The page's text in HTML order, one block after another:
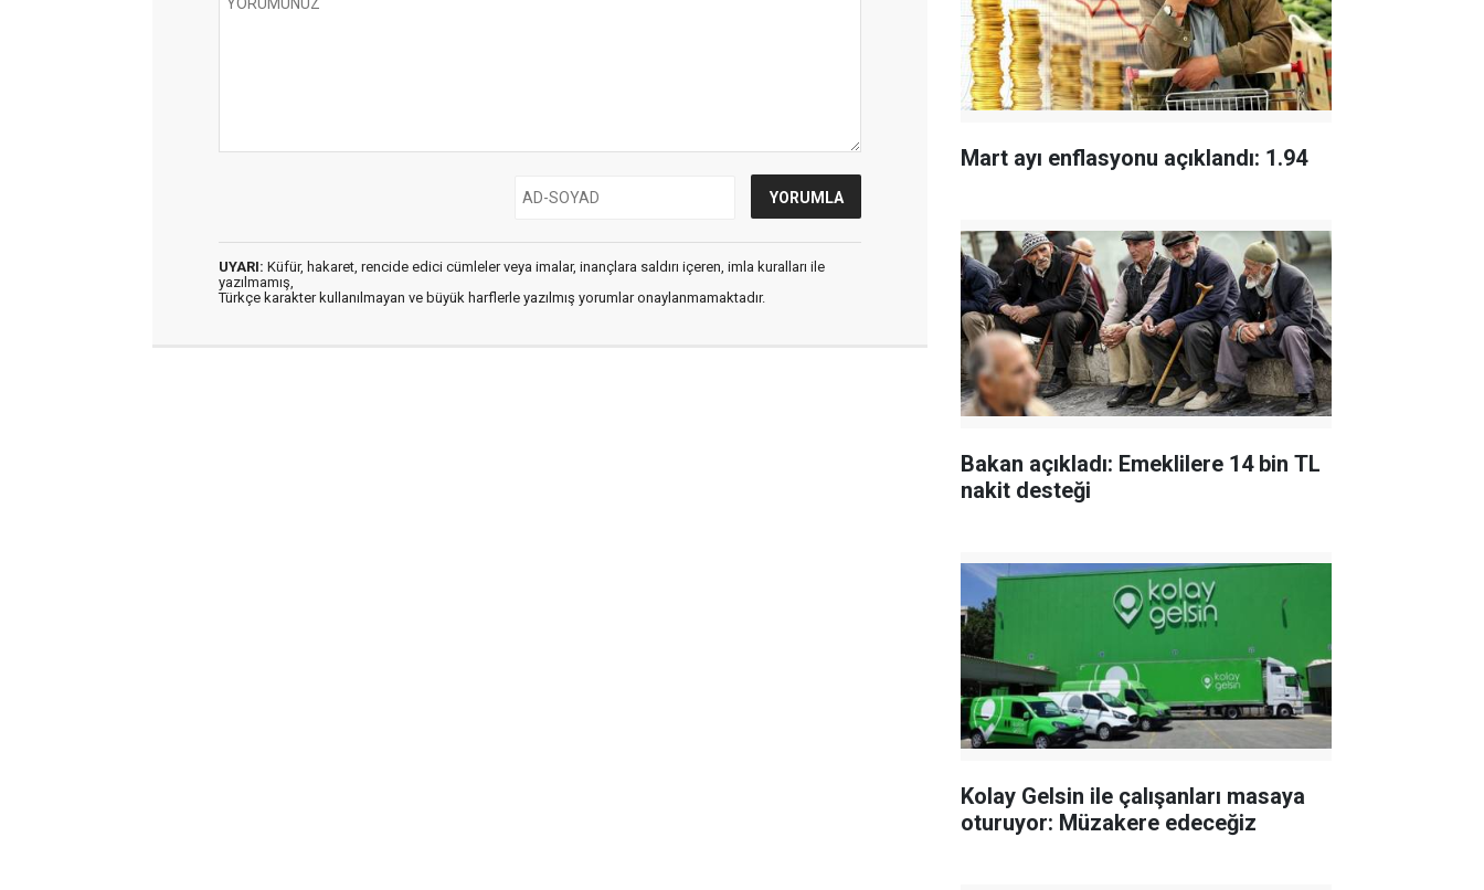
UYARI: Küfür, hakaret, rencide edici cümleler veya imalar, inançlara saldırı içeren, imla kuralları ile
yazılmamış,
Türkçe karakter kullanılmayan ve büyük harflerle yazılmış yorumlar onaylanmamaktadır.
Mart ayı enflasyonu açıklandı: 1.94
Bakan açıkladı: Emeklilere 14 bin TL
nakit desteği
Kolay Gelsin ile çalışanları masaya
oturuyor: Müzakere edeceğiz